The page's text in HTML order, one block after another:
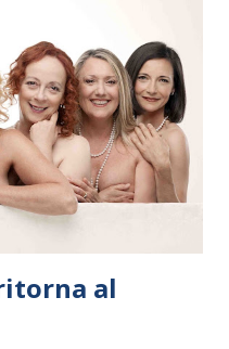
esibirà per il secondo anno
il piacere di applaudire i
Philharmonic per la quarta
da Kristjan Järvi (affiancato
ritorna al